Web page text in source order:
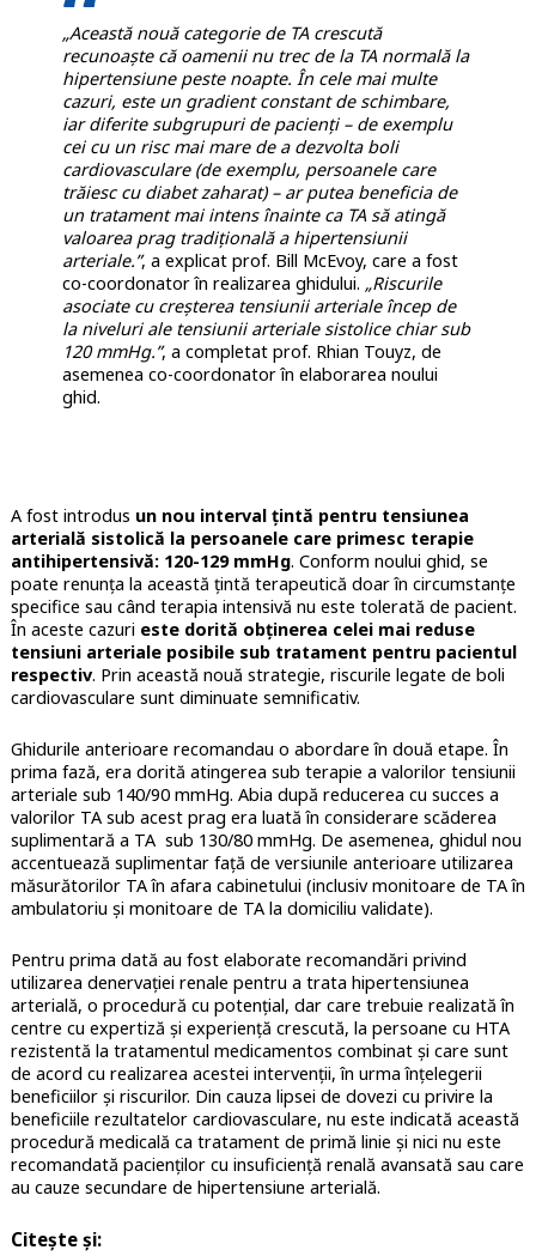
„Această nouă categorie de TA crescută
recunoaște că oamenii nu trec de la TA normală la
hipertensiune peste noapte. În cele mai multe
cazuri, este un gradient constant de schimbare,
iar diferite subgrupuri de pacienți – de exemplu
cei cu un risc mai mare de a dezvolta boli
cardiovasculare (de exemplu, persoanele care
trăiesc cu diabet zaharat) – ar putea beneficia de
un tratament mai intens înainte ca TA să atingă
valoarea prag tradițională a hipertensiunii
arteriale.”, a explicat prof. Bill McEvoy, care a fost
co-coordonator în realizarea ghidului. „Riscurile
asociate cu creșterea tensiunii arteriale încep de
la niveluri ale tensiunii arteriale sistolice chiar sub
120 mmHg.”, a completat prof. Rhian Touyz, de
asemenea co-coordonator în elaborarea noului
ghid.
A fost introdus un nou interval ţintă pentru tensiunea
arterială sistolică la persoanele care primesc terapie
antihipertensivă: 120-129 mmHg. Conform noului ghid, se
poate renunţa la această ţintă terapeutică doar în circumstanţe
specifice sau când terapia intensivă nu este tolerată de pacient.
În aceste cazuri este dorită obţinerea celei mai reduse
tensiuni arteriale posibile sub tratament pentru pacientul
respectiv. Prin această nouă strategie, riscurile legate de boli
cardiovasculare sunt diminuate semnificativ.
Ghidurile anterioare recomandau o abordare în două etape. În
prima fază, era dorită atingerea sub terapie a valorilor tensiunii
arteriale sub 140/90 mmHg. Abia după reducerea cu succes a
valorilor TA sub acest prag era luată în considerare scăderea
suplimentară a TA sub 130/80 mmHg. De asemenea, ghidul nou
accentuează suplimentar faţă de versiunile anterioare utilizarea
măsurătorilor TA în afara cabinetului (inclusiv monitoare de TA în
ambulatoriu și monitoare de TA la domiciliu validate).
Pentru prima dată au fost elaborate recomandări privind
utilizarea denervației renale pentru a trata hipertensiunea
arterială, o procedură cu potenţial, dar care trebuie realizată în
centre cu expertiză şi experienţă crescută, la persoane cu HTA
rezistentă la tratamentul medicamentos combinat şi care sunt
de acord cu realizarea acestei intervenţii, în urma înţelegerii
beneficiilor şi riscurilor. Din cauza lipsei de dovezi cu privire la
beneficiile rezultatelor cardiovasculare, nu este indicată această
procedură medicală ca tratament de primă linie și nici nu este
recomandată pacienților cu insuficiență renală avansată sau care
au cauze secundare de hipertensiune arterială.
Citeşte şi: